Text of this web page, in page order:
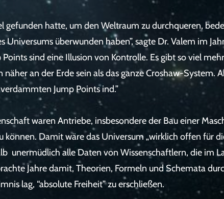
gefunden hatte, um den Weltraum zu durchqueren,
Universums überwunden haben”, sagte Dr. Valem im
Points sind eine Illusion von Kontrolle. Es gibt so viel
näher an der Erde sein als das ganze Croshaw-
Jump Points ind.”
waren Antriebe, insbesondere der Bau einer
können. Damit wäre das Universum „wirklich offen für
unermüdlich alle Daten von Wissenschaftlern, die im
Jahre damit, Theorien, Formeln und Schemata
lag, “absolute Freiheit” zu erschließen.